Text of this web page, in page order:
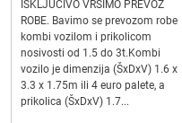
ISKLJUČIVO VRŠIMO PREVOZ
ROBE. Bavimo se prevozom robe
kombi vozilom i prikolicom
nosivosti od 1.5 do 3t.Kombi
vozilo je dimenzija (ŠxDxV) 1.6 x
3.3 x 1.75m ili 4 euro palete, a
prikolica (ŠxDxV) 1.7...